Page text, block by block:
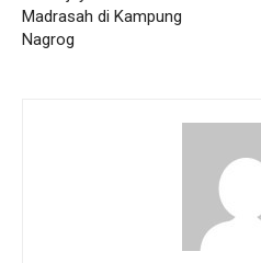
Madrasah di Kampung
Nagrog